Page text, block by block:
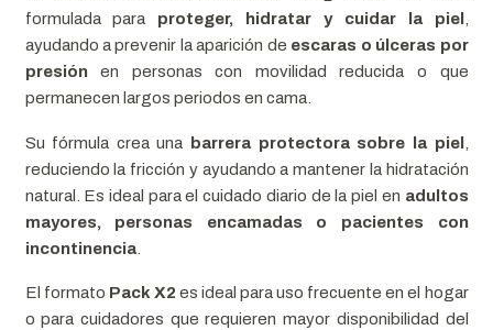
formulada para proteger, hidratar y cuidar la piel
ayudando a prevenir la aparición de escaras o úlceras por
presiónen personas con movilidad reducida o que
permanecen largos periodos en cama.
Su fórmula crea una barrera protectora sobre la piel,
reduciendo la fricción y ayudando a mantener la hidratación
natural. Es ideal para el cuidado diario de la piel en adultos
mayores, personas encamadas o pacientes con
incontinencia.
El formato Pack X2es ideal para uso frecuente en el hogar
o para cuidadores que requieren mayor disponibilidad del